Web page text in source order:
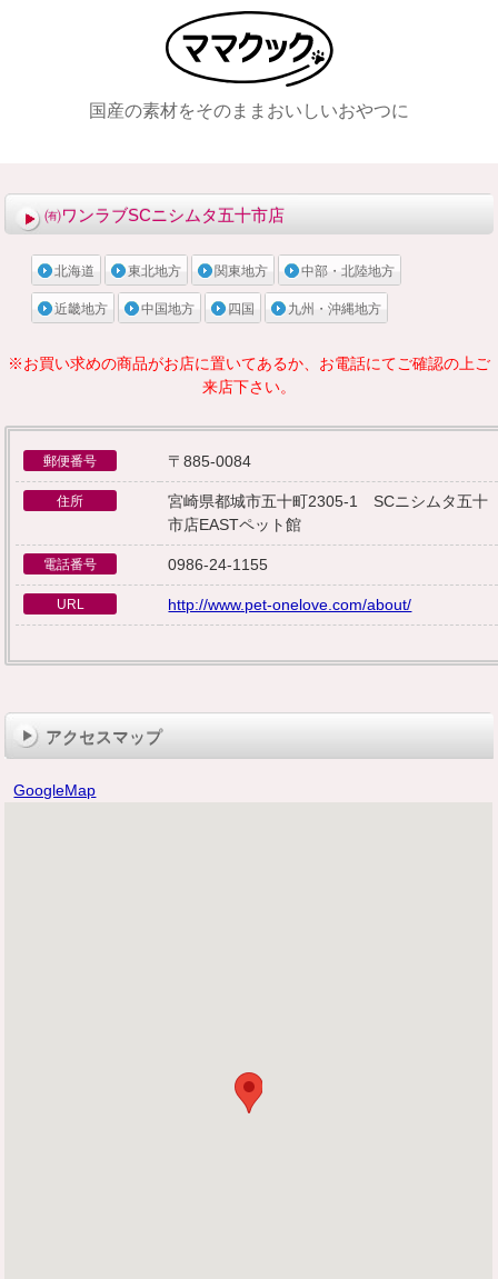
国産の素材をそのままおいしいおやつに
㈲ワンラブSCニシムタ五十市店
北海道 東北地方 関東地方 中部・北陸地方
近畿地方 中国地方 四国 九州・沖縄地方
※お買い求めの商品がお店に置いてあるか、お電話にてご確認の上ご
来店下さい。
郵便番号 〒885-0084
住所
宮崎県都城市五十町2305-1 SCニシムタ五十
市店EASTペット館
電話番号 0986-24-1155
URL http://www.pet-onelove.com/about/
アクセスマップ
GoogleMap